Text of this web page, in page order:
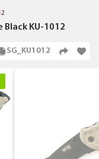
Black KU-1012
SG_KU1012